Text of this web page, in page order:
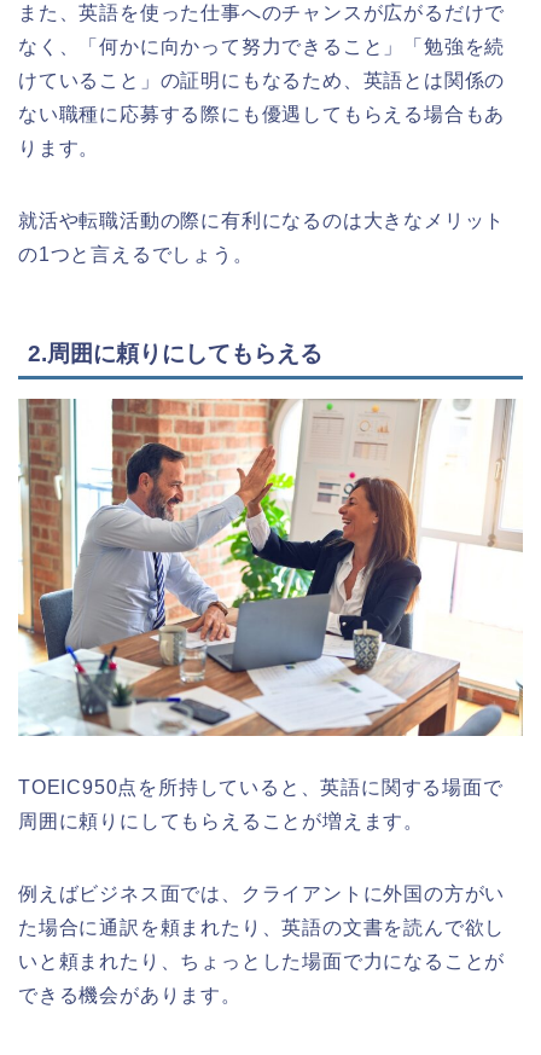
また、英語を使った仕事へのチャンスが広がるだけで
なく、「何かに向かって努力できること」「勉強を続
けていること」の証明にもなるため、英語とは関係の
ない職種に応募する際にも優遇してもらえる場合もあ
ります。
就活や転職活動の際に有利になるのは大きなメリット
の1つと言えるでしょう。
2.周囲に頼りにしてもらえる
TOEIC950点を所持していると、英語に関する場面で
周囲に頼りにしてもらえることが増えます。
例えばビジネス面では、クライアントに外国の方がい
た場合に通訳を頼まれたり、英語の文書を読んで欲し
いと頼まれたり、ちょっとした場面で力になることが
できる機会があります。